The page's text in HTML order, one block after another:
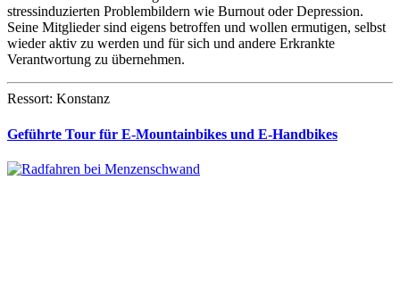
stressinduzierten Problembildern wie Burnout oder Depression.
Seine Mitglieder sind eigens betroffen und wollen ermutigen, selbst
wieder aktiv zu werden und für sich und andere Erkrankte
Verantwortung zu übernehmen.
Ressort: Konstanz
Geführte Tour für E-Mountainbikes und E-Handbikes